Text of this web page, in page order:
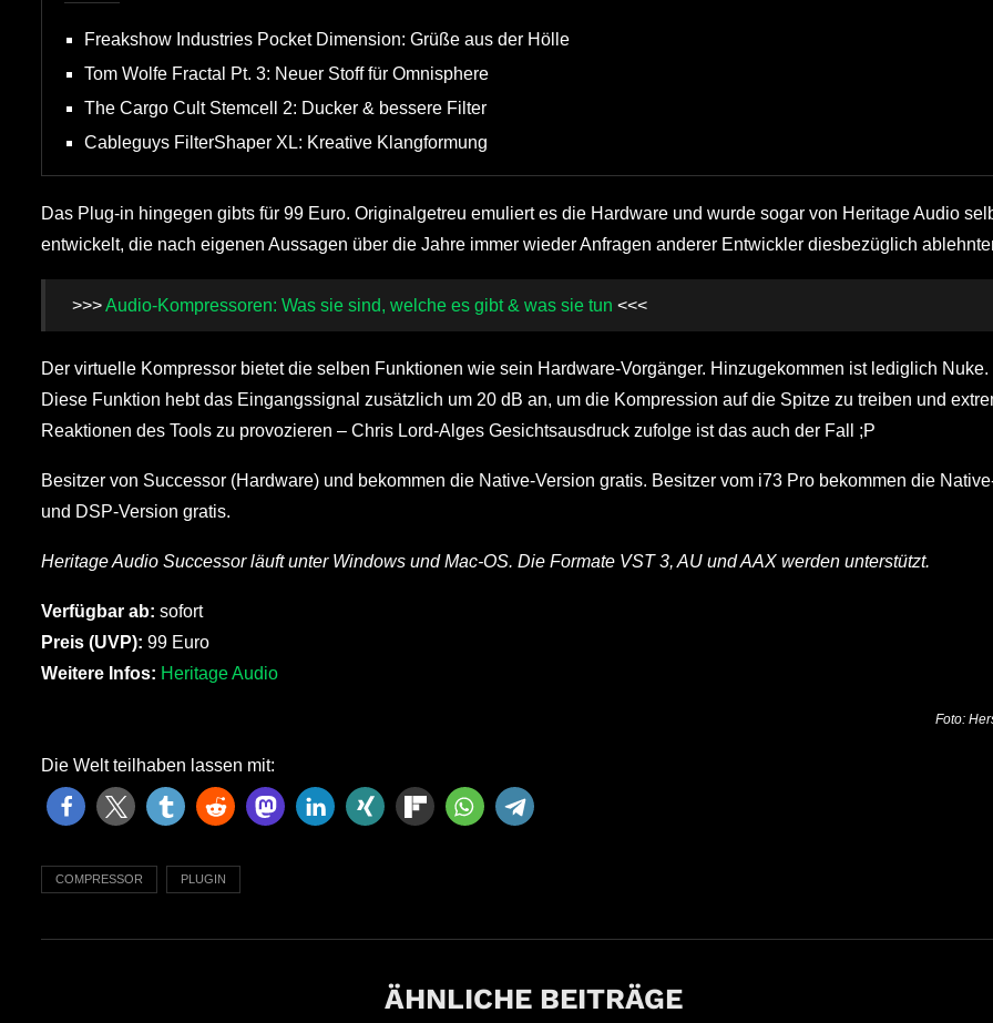
Freakshow Industries Pocket Dimension: Grüße aus der Hölle
Tom Wolfe Fractal Pt. 3: Neuer Stoff für Omnisphere
The Cargo Cult Stemcell 2: Ducker & bessere Filter
Cableguys FilterShaper XL: Kreative Klangformung
Das Plug-in hingegen gibts für 99 Euro. Originalgetreu emuliert es die Hardware und wurde sogar von Heritage Audio
entwickelt, die nach eigenen Aussagen über die Jahre immer wieder Anfragen anderer Entwickler diesbezüglich
>>>Audio-Kompressoren: Was sie sind, welche es gibt & was sie tun <<<
Der virtuelle Kompressor bietet die selben Funktionen wie sein Hardware-Vorgänger. Hinzugekommen ist lediglich Nuke.
Diese Funktion hebt das Eingangssignal zusätzlich um 20 dB an, um die Kompression auf die Spitze zu treiben und
Reaktionen des Tools zu provozieren – Chris Lord-Alges Gesichtsausdruck zufolge ist das auch der Fall ;P
Besitzer von Successor (Hardware) und bekommen die Native-Version gratis. Besitzer vom i73 Pro bekommen die
und DSP-Version gratis.
Heritage Audio Successor läuft unter Windows und Mac-OS. Die Formate VST 3, AU und AAX werden unterstützt.
Verfügbar ab: sofort
Preis (UVP): 99 Euro
Weitere Infos: Heritage Audio
Foto:
Die Welt teilhaben lassen mit:
COMPRESSOR PLUGIN
ÄHNLICHE BEITRÄGE